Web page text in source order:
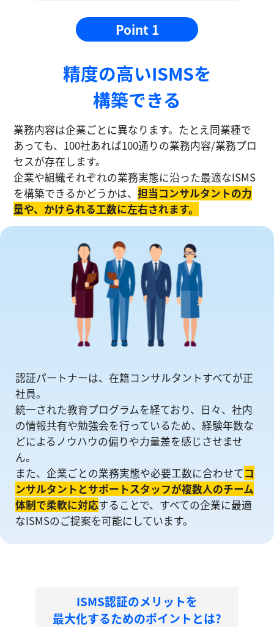
Point 1
精度の⾼いISMSを
構築できる
業務内容は企業ごとに異なります。たとえ同業種で
あっても、100社あれば100通りの業務内容/業務プロ
セスが存在します。
企業や組織それぞれの業務実態に沿った最適なISMS
を構築できるかどうかは、担当コンサルタントの⼒
量や、かけられる工数に左右されます。
認証パートナーは、在籍コンサルタントすべてが正
社員。
統一された教育プログラムを経ており、日々、社内
の情報共有や勉強会を⾏っているため、経験年数な
どによるノウハウの偏りや⼒量差を感じさせませ
ん。
また、企業ごとの業務実態や必要工数に合わせてコ
ンサルタントとサポートスタッフが複数人のチーム
体制で柔軟に対応することで、すべての企業に最適
なISMSのご提案を可能にしています。
ISMS認証のメリットを
最大化するためのポイントとは?